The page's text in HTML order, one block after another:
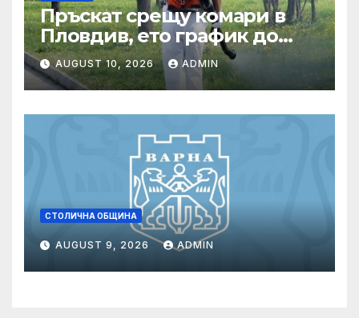
Пръскат срещу комари в
Пловдив, ето график до
края на август
AUGUST 10, 2026 ADMIN
СТОЛИЧНА ОБЩИНА
AUGUST 9, 2026 ADMIN